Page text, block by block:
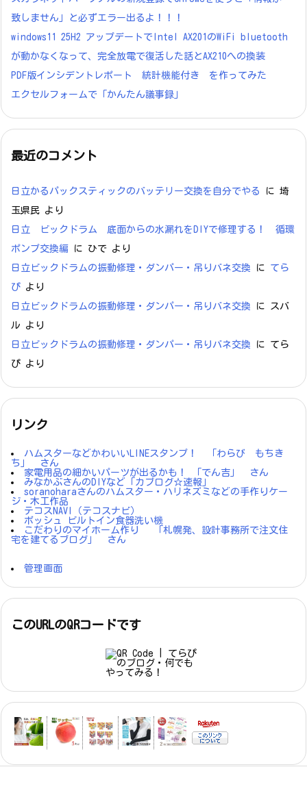
致しません」と必ずエラー出るよ！！！
windows11 25H2 アップデートでIntel AX201のWiFi bluetooth
が動かなくなって、完全放電で復活した話とAX210への換装
PDF版インシデントレポート 統計機能付き を作ってみた
エクセルフォームで「かんたん議事録」
最近のコメント
日立かるパックスティックのバッテリー交換を自分でやる に 埼
玉県民 より
日立 ビックドラム 底面からの水漏れをDIYで修理する！ 循環
ポンプ交換編 に ひで より
日立ビックドラムの振動修理・ダンパー・吊りバネ交換 に てら
ぴ より
日立ビックドラムの振動修理・ダンパー・吊りバネ交換 に
スバ
ル より
日立ビックドラムの振動修理・ダンパー・吊りバネ交換 に てら
ぴ より
リンク
ハムスターなどかわいいLINEスタンプ！ 「わらび もちき
ち」 さん
家電用品の細かいパーツが出るかも！ 「でん吉」 さん
みなかぶさんのDIYなど「カブログ☆速報」
soranoharaさんのハムスター・ハリネズミなどの手作りケー
ジ・木工作品
テコスNAVI（テコスナビ）
ボッシュ ビルトイン食器洗い機
こだわりのマイホーム作り 「札幌発、設計事務所で注文住
宅を建てるブログ」 さん
管理画面
このURLのQRコードです